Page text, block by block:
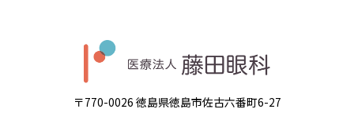
〒770-0026 徳島県徳島市佐古六番町6-27